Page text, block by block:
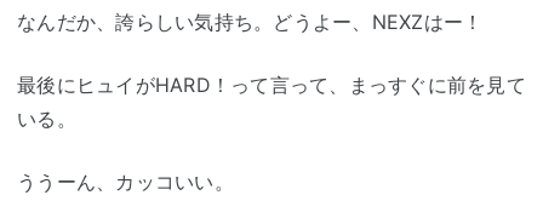
なんだか、誇らしい気持ち。どうよー、NEXZはー！
最後にヒュイがHARD！って言って、まっすぐに前を見て
いる。
ううーん、カッコいい。